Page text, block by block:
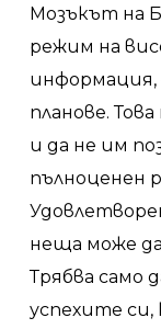
Мозъкът на
режим на
информация,
планове.
и да не им
пълноценен
неща може
Трябва само
успехите